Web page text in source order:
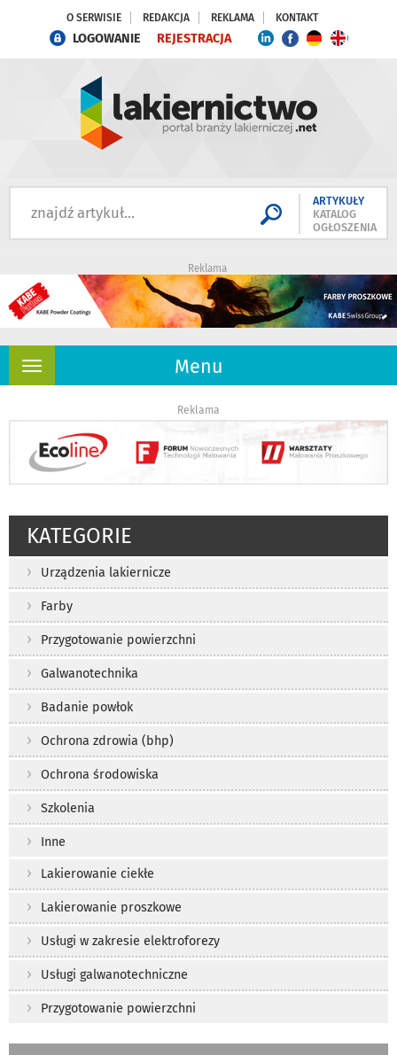
O SERWISIE REDAKCJA REKLAMA KONTAKT
LOGOWANIE REJESTRACJA
ARTYKUŁY
KATALOG
OGŁOSZENIA
Reklama
Menu
Rozwiń
Reklama
KATEGORIE
Urządzenia lakiernicze
Farby
Przygotowanie powierzchni
Galwanotechnika
Badanie powłok
Ochrona zdrowia (bhp)
Ochrona środowiska
Szkolenia
Inne
Lakierowanie ciekłe
Lakierowanie proszkowe
Usługi w zakresie elektroforezy
Usługi galwanotechniczne
Przygotowanie powierzchni